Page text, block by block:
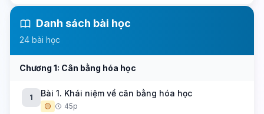
Danh sách bài học
24 bài học
Chương 1: Cân bằng hóa học
1 Bài 1. Khái niệm về cân bằng hóa học
🟡 45p